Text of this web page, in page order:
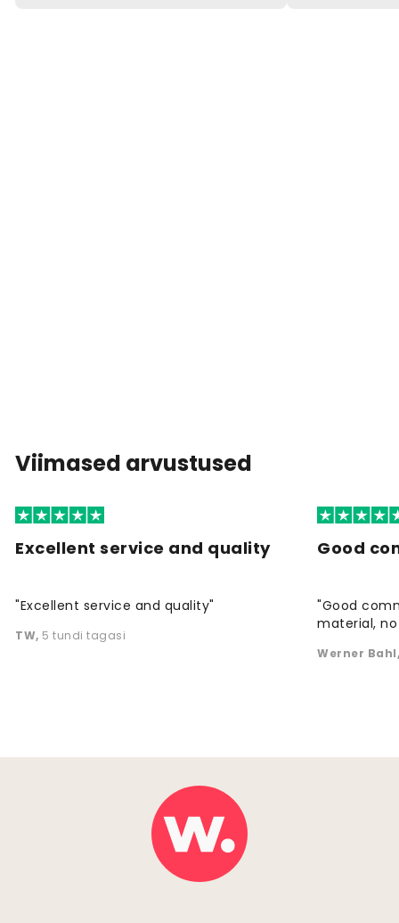
Viimased arvustused
Excellent service and quality
"Excellent service and quality"
TW, 5 tundi tagasi
Good
"Good
material,
Werner Bahl